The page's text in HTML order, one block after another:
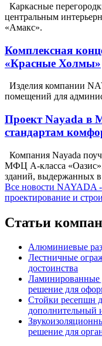
Каркасные
центральным
«Амакс».
Комплексная
«Красные Холмы»
Изделия компании
помещений для
Проект Nayada в
стандартам
Компания Nayada
МФЦ А-класса «Оазис».
зданий, выдержанных
Все новости NAYADA
проектирование и
Статьи
Алюминиевые
Лестничные
достоинства
Ламинированные
решение для
Стойки ресепшн
дополнительный
решение для